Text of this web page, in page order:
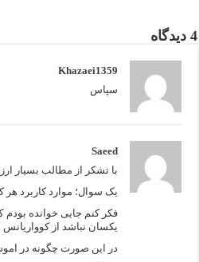
4 دیدگاه
Khazaei1359
سپاس
Saeed
با تشکر از مطالب بسیار
یک سوال؛ موارد کاربرد هر
فکر کنم جایی خوانده
یکسان نباشد از کوواریانس
در این صورت چگونه در